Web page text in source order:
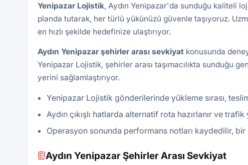
Yenipazar Lojistik, Aydın Yenipazar'da sunduğu kaliteli
planda tutarak, her türlü yükünüzü güvenle taşıyoruz.
en hızlı şekilde hedefinize ulaştırıyor.
Aydın Yenipazar şehirler arası sevkiyatkonusunda
Yenipazar Lojistik, şehirler arası taşımacılıkta sunduğu
yerini sağlamlaştırıyor.
Yenipazar Lojistik gönderilerinde yükleme sırası,
Aydın çıkışlı hatlarda alternatif rota hazırlanır ve
Operasyon sonunda performans notları kaydedilir, bir
Aydın Yenipazar Şehirler Arası Sevkiyat